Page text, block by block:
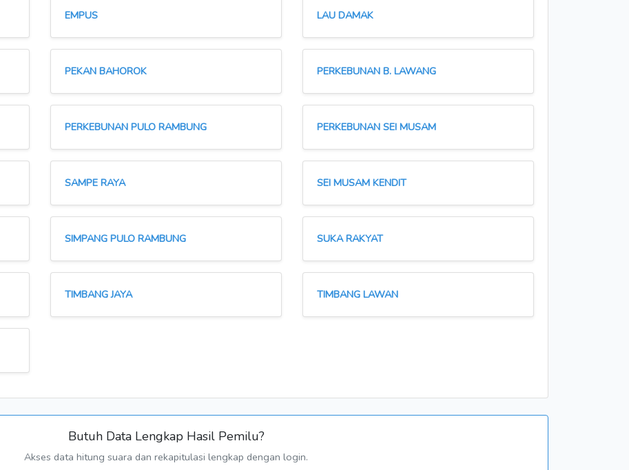
EMPUS LAU DAMAK
PEKAN BAHOROK PERKEBUNAN B. LAWANG
PERKEBUNAN PULO RAMBUNG PERKEBUNAN SEI MUSAM
SAMPE RAYA SEI MUSAM KENDIT
SIMPANG PULO RAMBUNG SUKA RAKYAT
TIMBANG JAYA TIMBANG LAWAN
Butuh Data Lengkap Hasil Pemilu?
Akses data hitung suara dan rekapitulasi lengkap dengan login.